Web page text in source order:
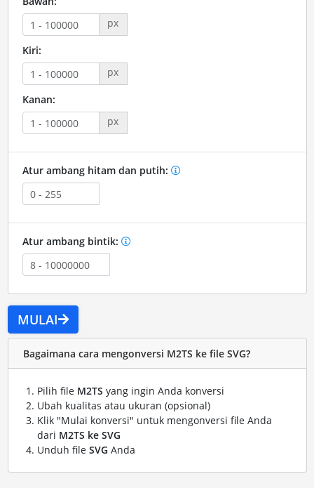
px
Kiri:
px
Kanan:
px
Atur ambang hitam dan putih:
Atur ambang bintik:
MULAI
Bagaimana cara mengonversi M2TS ke file SVG?
Pilih file M2TS yang ingin Anda konversi
Ubah kualitas atau ukuran (opsional)
Klik "Mulai konversi" untuk mengonversi file Anda
dari M2TS ke SVG
Unduh file SVG Anda